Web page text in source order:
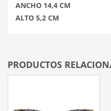
ANCHO 14,4 CM
ALTO 5,2 CM
PRODUCTOS